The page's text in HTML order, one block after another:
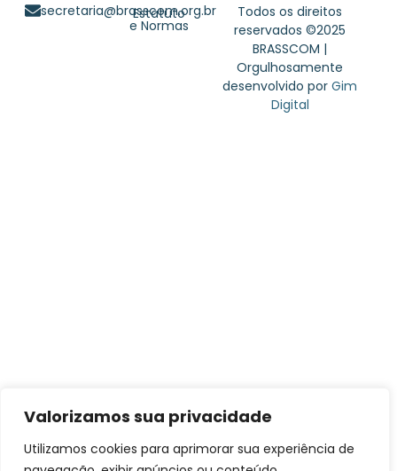
Valorizamos sua privacidade
Utilizamos cookies para aprimorar sua experiência de
Todos os direitos
reservados ©2025
BRASSCOM |
Orgulhosamente
desenvolvido porGim
Digital
secretaria@brasscom.org.br
Estatuto
e Normas